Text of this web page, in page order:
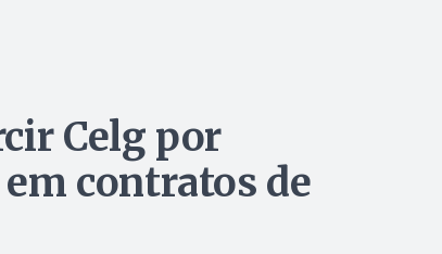
Celg por
contratos de